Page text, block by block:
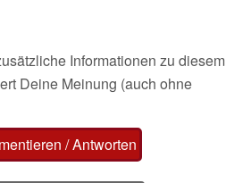
Informationen zu diesem
Deine Meinung (auch ohne
/ Antworten